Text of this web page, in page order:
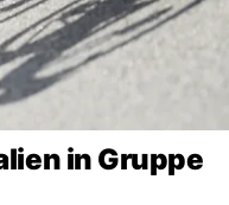
in Gruppe